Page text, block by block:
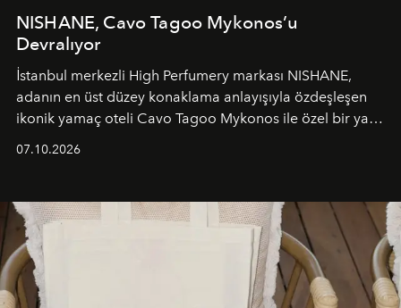
NISHANE, Cavo Tagoo Mykonos’u
Devralıyor
İstanbul merkezli High Perfumery markası NISHANE,
adanın en üst düzey konaklama anlayışıyla özdeşleşen
ikonik yamaç oteli Cavo Tagoo Mykonos ile özel bir yaz
buluşturarak markanın Cavo Tagoo’daki varlığını
sürükleyici ve mevsime özel bir deneyime dönüştürüyor.
07.10.2026